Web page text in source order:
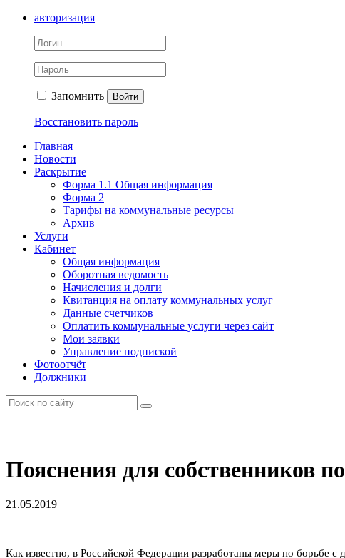
авторизация
Запомнить Войти
Восстановить пароль
Главная
Новости
Раскрытие
Форма 1.1 Общая информация
Форма 2
Тарифы на коммунальные ресурсы
Архив
Услуги
Кабинет
Общая информация
Оборотная ведомость
Начисления и долги
Квитанция на оплату коммунальных услуг
Данные счетчиков
Оплатить коммунальные услуги через сайт
Мои заявки
Управление подпиской
Фотоотчёт
Должники
Пояснения для собственников
21.05.2019
Как известно, в Российской Федерации разработаны меры по борьбе